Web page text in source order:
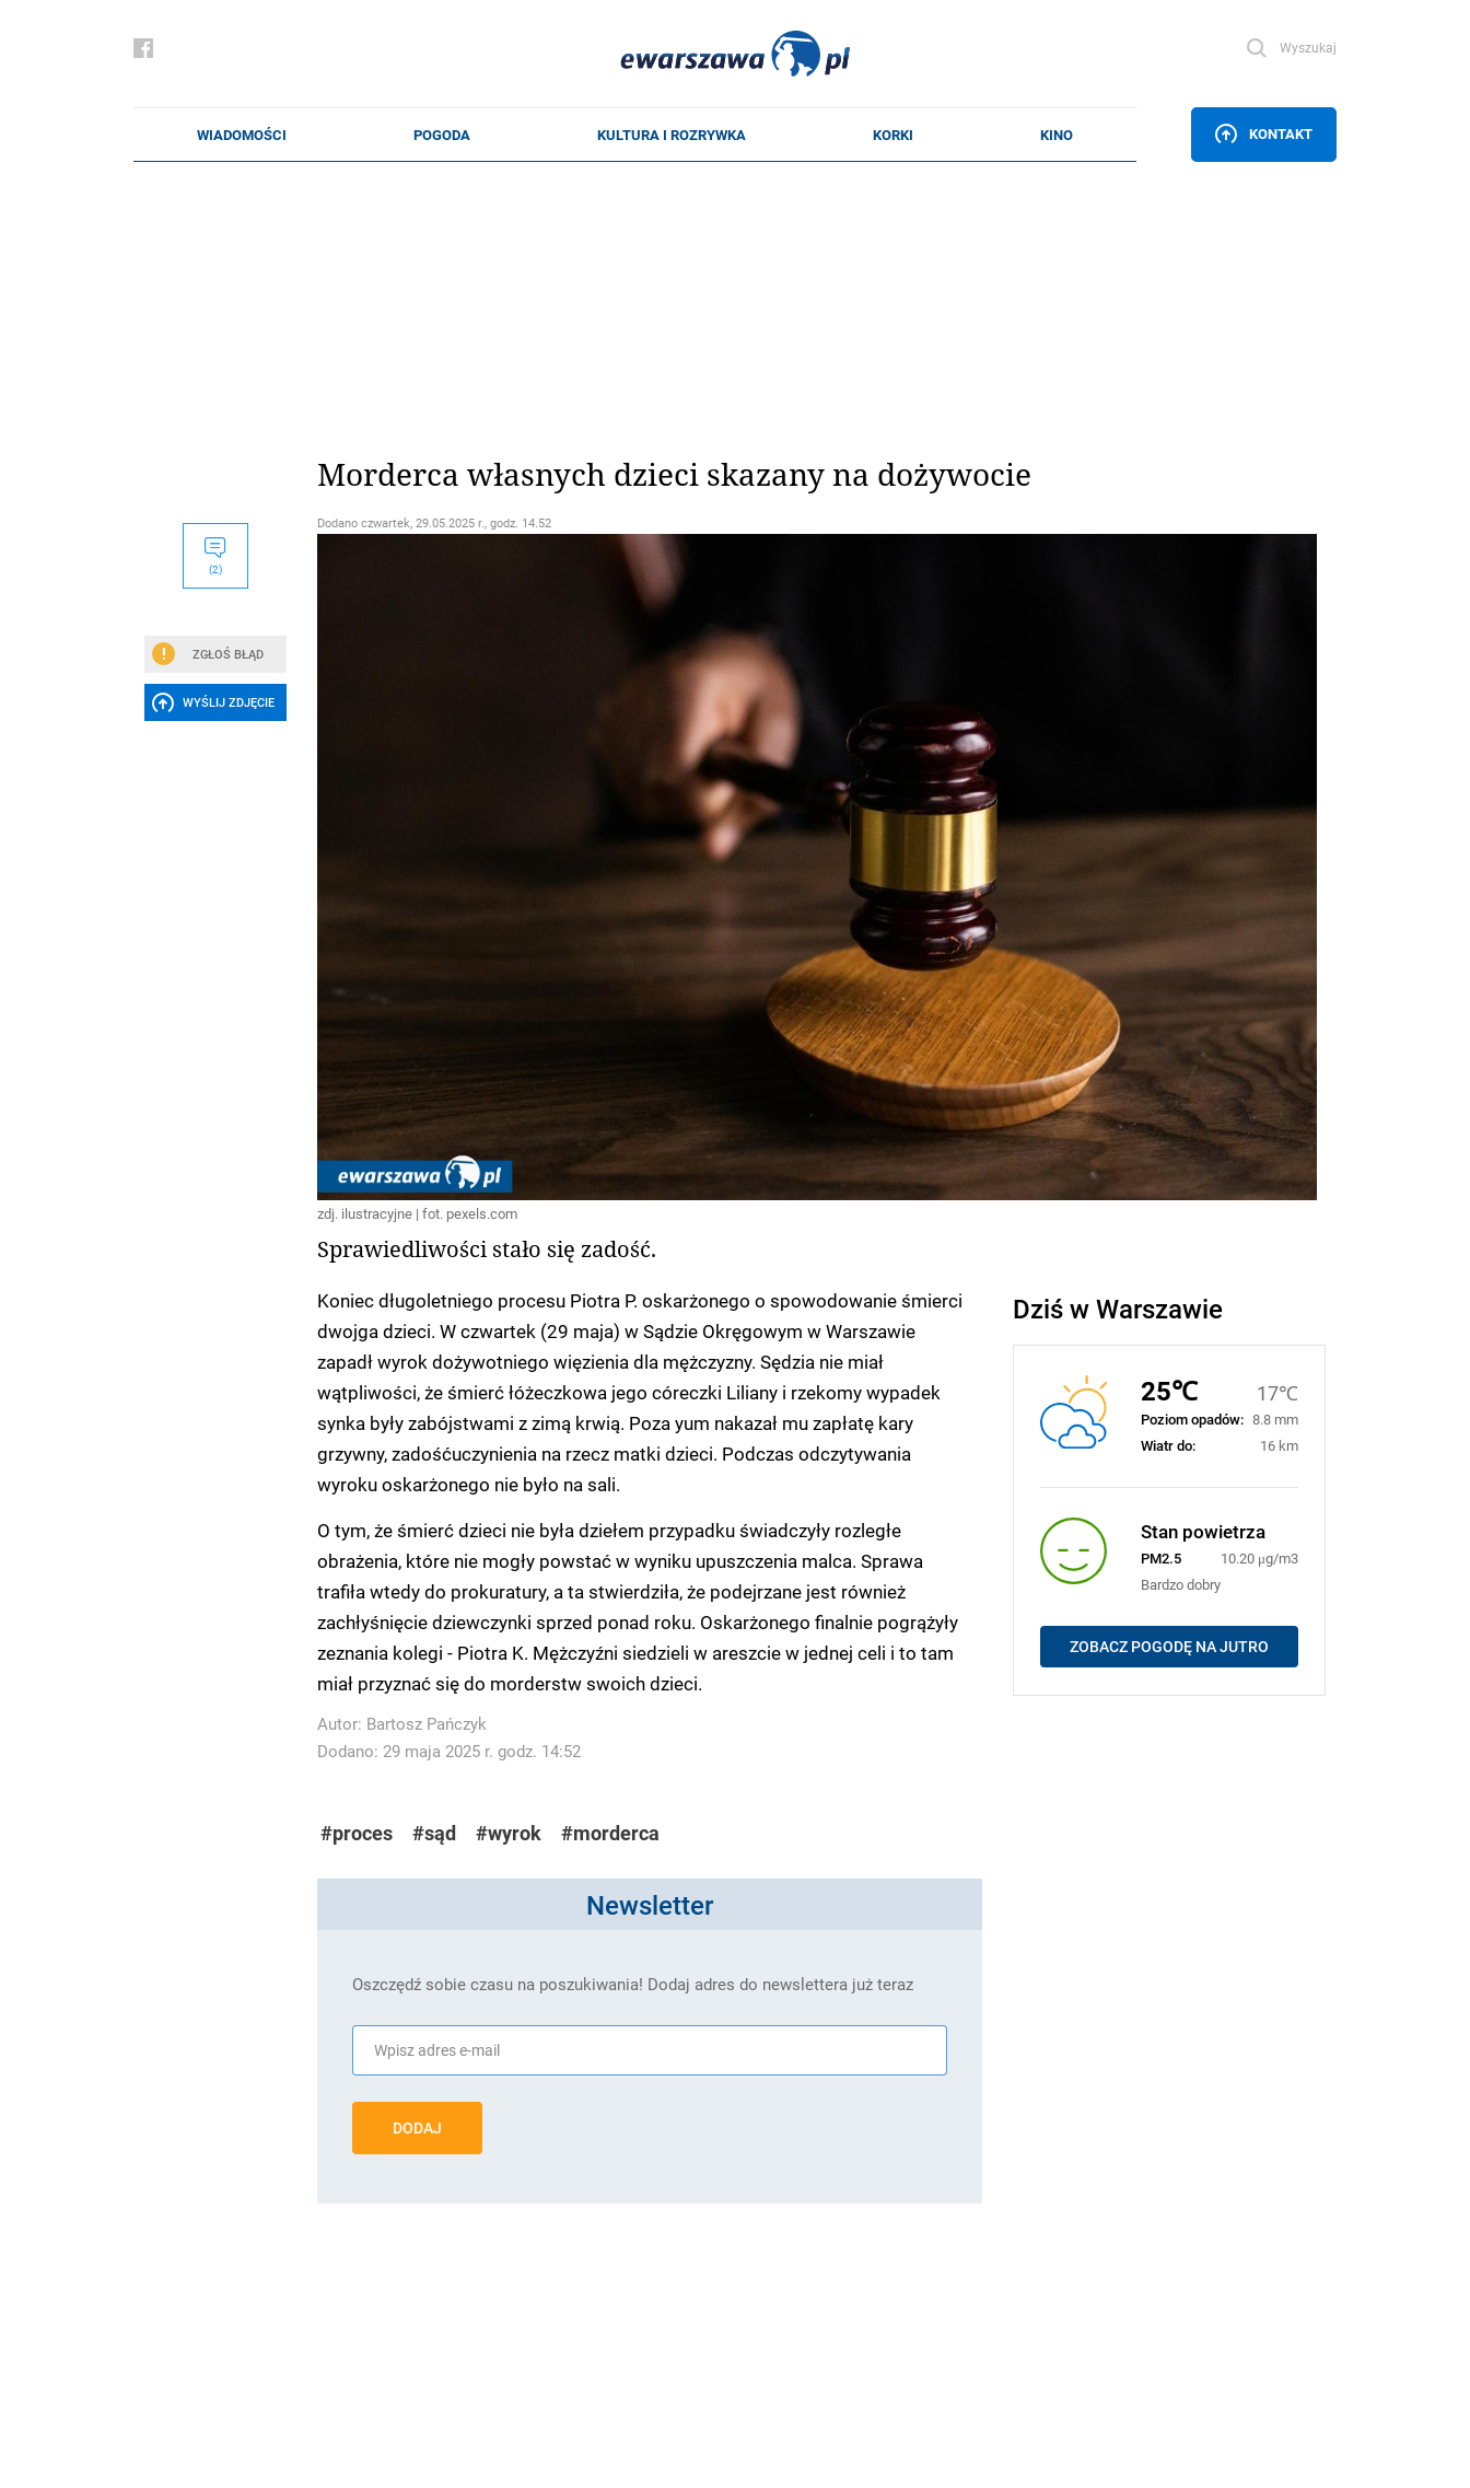
Wyszukaj
KONTAKT
(2)
ZGŁOŚ BŁĄD
WYŚLIJ ZDJĘCIE
Morderca własnych dzieci skazany na dożywocie
Dodano czwartek, 29.05.2025 r., godz. 14.52
zdj. ilustracyjne | fot. pexels.com
Sprawiedliwości stało się zadość.
Koniec długoletniego procesu Piotra P. oskarżonego o spowodowanie śmierci
dwojga dzieci. W czwartek (29 maja) w Sądzie Okręgowym w Warszawie
zapadł wyrok dożywotniego więzienia dla mężczyzny. Sędzia nie miał
wątpliwości, że śmierć łóżeczkowa jego córeczki Liliany i rzekomy wypadek
synka były zabójstwami z zimą krwią. Poza yum nakazał mu zapłatę kary
grzywny, zadośćuczynienia na rzecz matki dzieci. Podczas odczytywania
wyroku oskarżonego nie było na sali.
O tym, że śmierć dzieci nie była dziełem przypadku świadczyły rozległe
obrażenia, które nie mogły powstać w wyniku upuszczenia malca. Sprawa
trafiła wtedy do prokuratury, a ta stwierdziła, że podejrzane jest również
zachłyśnięcie dziewczynki sprzed ponad roku. Oskarżonego finalnie pogrążyły
zeznania kolegi - Piotra K. Mężczyźni siedzieli w areszcie w jednej celi i to tam
miał przyznać się do morderstw swoich dzieci.
Autor: Bartosz Pańczyk
Dodano: 29 maja 2025 r. godz. 14:52
#proces #sąd #wyrok #morderca
Newsletter
Oszczędź sobie czasu na poszukiwania! Dodaj adres do newslettera już teraz
DODAJ
Dziś w Warszawie
25℃ 17℃
Poziom opadów: 8.8 mm
Wiatr do:
16 km
Stan powietrza
PM2.5
10.20 μg/m3
Bardzo dobry
ZOBACZ POGODĘ NA JUTRO